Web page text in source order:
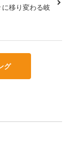
移り変わる岐
グ